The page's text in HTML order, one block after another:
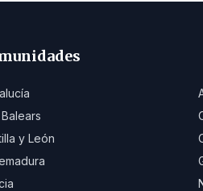
y León